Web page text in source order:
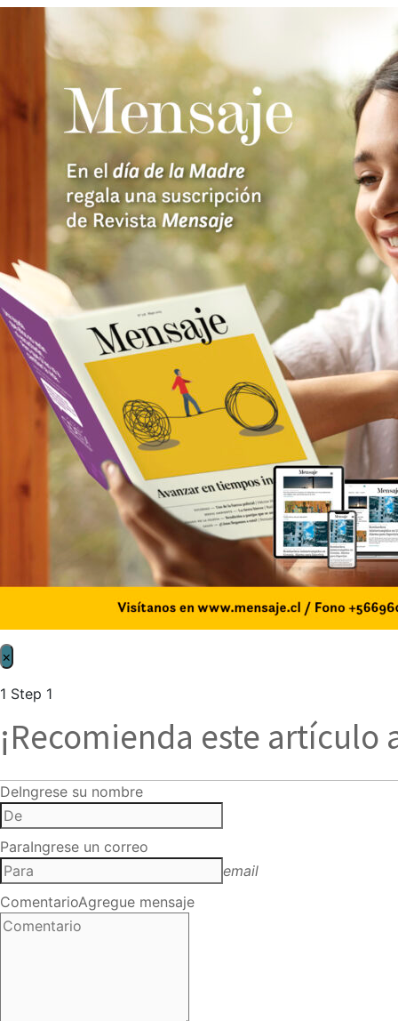
×
1 Step 1
¡Recomienda este artículo
DeIngrese su nombre
ParaIngrese un correo
email
ComentarioAgregue mensaje